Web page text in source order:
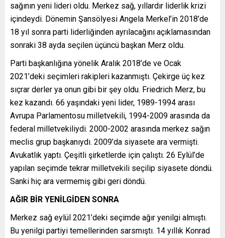
sağının yeni lideri oldu. Merkez sağ, yıllardır liderlik krizi
içindeydi. Dönemin Şansölyesi Angela Merkel’in 2018’de
18 yıl sonra parti liderliğinden ayrılacağını açıklamasından
sonraki 38 ayda seçilen üçüncü başkan Merz oldu.
Parti başkanlığına yönelik Aralık 2018’de ve Ocak
2021’deki seçimleri rakipleri kazanmıştı. Çekirge üç kez
sıçrar derler ya onun gibi bir şey oldu. Friedrich Merz, bu
kez kazandı. 66 yaşındaki yeni lider, 1989-1994 arası
Avrupa Parlamentosu milletvekili, 1994-2009 arasında da
federal milletvekiliydi. 2000-2002 arasında merkez sağın
meclis grup başkanıydı. 2009’da siyasete ara vermişti.
Avukatlık yaptı. Çeşitli şirketlerde için çalıştı. 26 Eylül’de
yapılan seçimde tekrar milletvekili seçilip siyasete döndü.
Sanki hiç ara vermemiş gibi geri döndü.
AĞIR BİR YENİLGİDEN SONRA
Merkez sağ eylül 2021’deki seçimde ağır yenilgi almıştı.
Bu yenilgi partiyi temellerinden sarsmıştı. 14 yıllık Konrad